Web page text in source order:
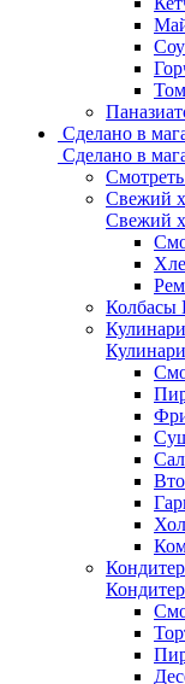
Сделано в
Сделано в
Смотреть
Свежий
Свежий
Колбасы